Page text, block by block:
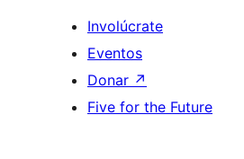
Involúcrate
Eventos
Donar ↗
Five for the Future